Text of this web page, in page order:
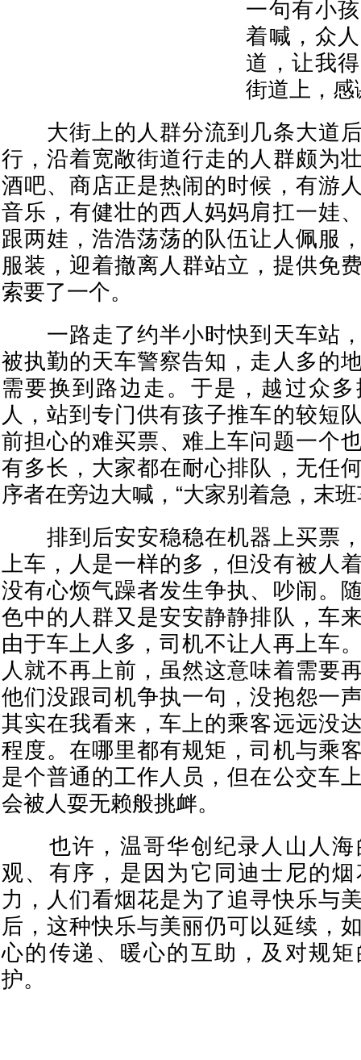
一句有小
着喊，众
道，让我
街道上，
大街上的人群分流到几条大道后
行，沿着宽敞街道行走的人群颇为
酒吧、商店正是热闹的时候，有游
音乐，有健壮的西人妈妈肩扛一娃
跟两娃，浩浩荡荡的队伍让人佩服
服装，迎着撤离人群站立，提供免
索要了一个。
一路走了约半小时快到天车站，
被执勤的天车警察告知，走人多的
需要换到路边走。于是，越过众
人，站到专门供有孩子推车的较短
前担心的难买票、难上车问题一个
有多长，大家都在耐心排队，无任
序者在旁边大喊，“大家别着急，末
排到后安安稳稳在机器上买票，
上车，人是一样的多，但没有被人
没有心烦气躁者发生争执、吵闹。
色中的人群又是安安静静排队，车
由于车上人多，司机不让人再上车
人就不再上前，虽然这意味着需要
他们没跟司机争执一句，没抱怨一
其实在我看来，车上的乘客远远没
程度。在哪里都有规矩，司机与乘
是个普通的工作人员，但在公交车
会被人耍无赖般挑衅。
也许，温哥华创纪录人山人海
观、有序，是因为它同迪士尼的
力，人们看烟花是为了追寻快乐与
后，这种快乐与美丽仍可以延续，
心的传递、暖心的互助，及对规
护。